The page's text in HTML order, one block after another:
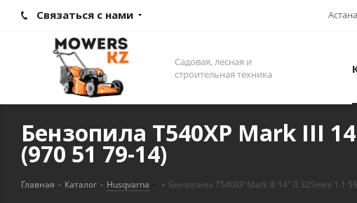
Связаться с нами
Садовая, лесная и
строительная техника
Бензопила T540XP Mark III
(970 51 79-14)
Главная - Каталог - Husqvarna - Бензопила T540XP Mark III 14" 0.325mini 1.1